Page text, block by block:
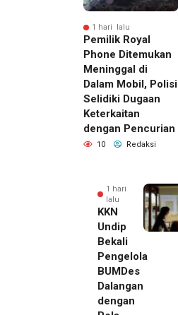
1 hari lalu
Pemilik Royal
Phone Ditemukan
Meninggal di
Dalam Mobil, Polisi
Selidiki Dugaan
Keterkaitan
dengan Pencurian
10 Redaksi
1 hari
lalu
KKN
Undip
Bekali
Pengelola
BUMDes
Dalangan
dengan